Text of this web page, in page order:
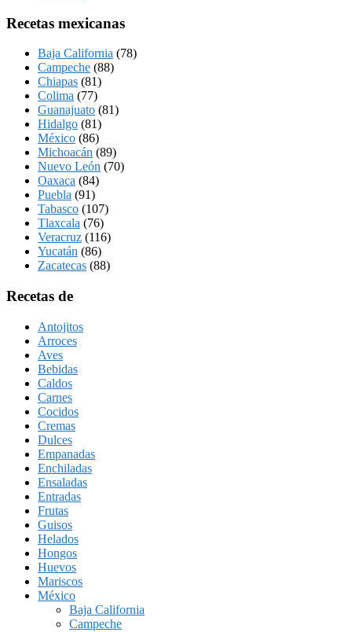
Recetas mexicanas
Baja California (78)
Campeche (88)
Chiapas (81)
Colima (77)
Guanajuato (81)
Hidalgo (81)
México (86)
Michoacán (89)
Nuevo León (70)
Oaxaca (84)
Puebla (91)
Tabasco (107)
Tlaxcala (76)
Veracruz (116)
Yucatán (86)
Zacatecas (88)
Recetas de
Antojitos
Arroces
Aves
Bebidas
Caldos
Carnes
Cocidos
Cremas
Dulces
Empanadas
Enchiladas
Ensaladas
Entradas
Frutas
Guisos
Helados
Hongos
Huevos
Mariscos
México
Baja California
Campeche